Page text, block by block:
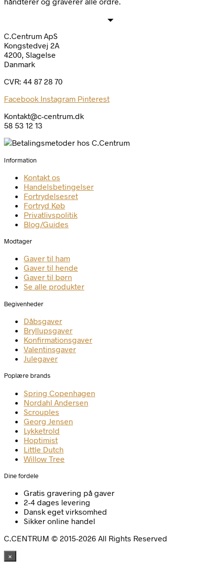
C.Centrum ApS
Kongstedvej 2A
4200, Slagelse
Danmark
CVR: 44 87 28 70
Facebook Instagram Pinterest
Kontakt@c-centrum.dk
58 53 12 13
Information
Kontakt os
Handelsbetingelser
Fortrydelsesret
Fortryd Køb
Privatlivspolitik
Blog/Guides
Modtager
Gaver til ham
Gaver til hende
Gaver til børn
Se alle produkter
Begivenheder
Dåbsgaver
Bryllupsgaver
Konfirmationsgaver
Valentinsgaver
Julegaver
Poplære brands
Spring Copenhagen
Nordahl Andersen
Scrouples
Georg Jensen
Lykketrold
Hoptimist
Little Dutch
Willow Tree
Dine fordele
Gratis gravering på gaver
2-4 dages levering
Dansk eget virksomhed
Sikker online handel
C.CENTRUM © 2015-2026 All Rights Reserved
×